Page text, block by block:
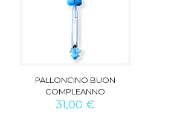
PALLONCINO BUON
COMPLEANNO
31,00€